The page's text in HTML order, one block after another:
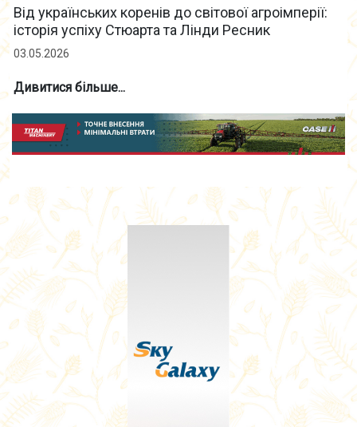
Від українських коренів до світової агроімперії:
історія успіху Стюарта та Лінди Ресник
03.05.2026
Дивитися більше...